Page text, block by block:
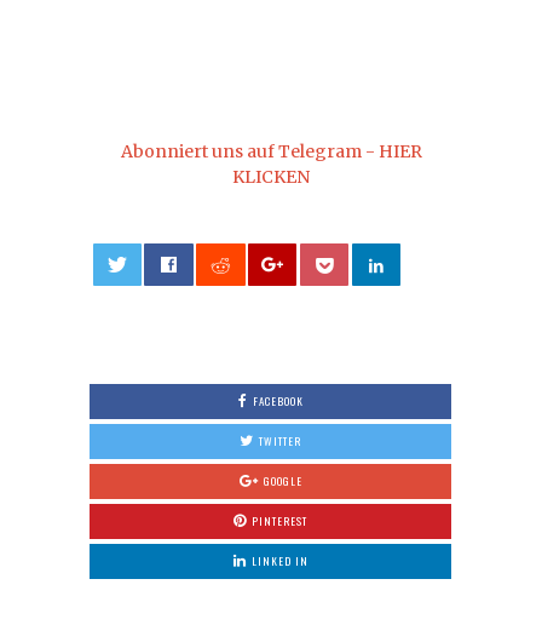
Abonniert uns auf Telegram - HIER
KLICKEN
FACEBOOK
TWITTER
GOOGLE
PINTEREST
LINKED IN